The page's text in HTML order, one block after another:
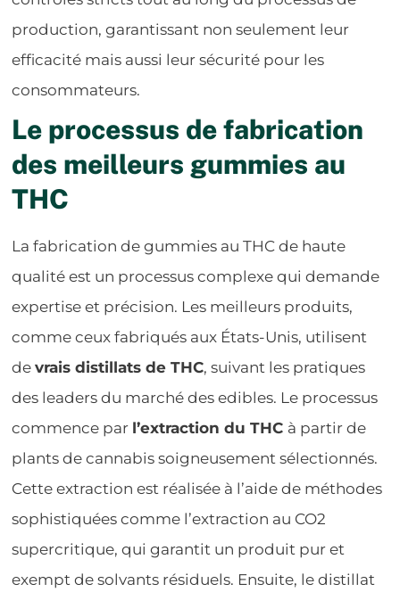
production, garantissant non seulement leur
efficacité mais aussi leur sécurité pour les
consommateurs.
Le processus de fabrication
des meilleurs gummies au
THC
La fabrication de gummies au THC de haute
qualité est un processus complexe qui demande
expertise et précision. Les meilleurs produits,
comme ceux fabriqués aux États-Unis, utilisent
devrais distillats de THC, suivant les pratiques
des leaders du marché des edibles. Le processus
commence par l’extraction du THC à partir de
plants de cannabis soigneusement sélectionnés.
Cette extraction est réalisée à l’aide de méthodes
sophistiquées comme l’extraction au CO2
supercritique, qui garantit un produit pur et
exempt de solvants résiduels. Ensuite, le distillat